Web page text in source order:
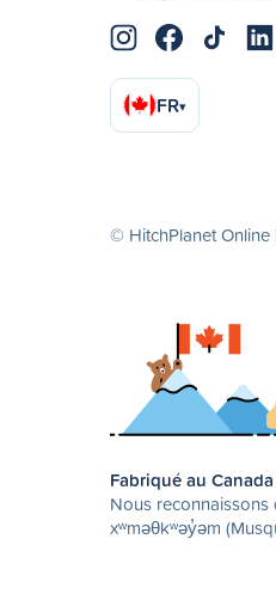
FR▾
© HitchPlanet
Fabriqué au Canada
Nous
xʷməθkʷəy̓əm